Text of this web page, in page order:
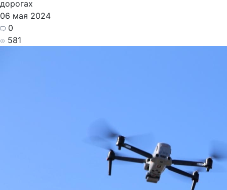
дорогах
06 мая 2024
0
581